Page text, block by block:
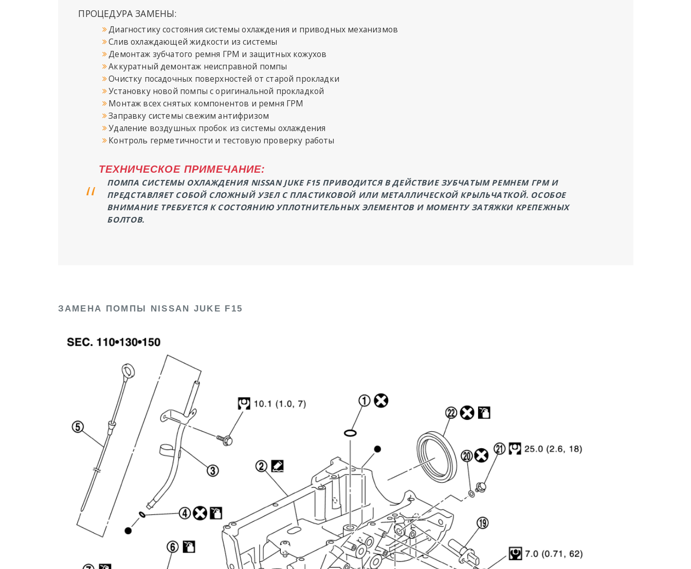
ПРОЦЕДУРА ЗАМЕНЫ:
Диагностику состояния системы охлаждения и приводных механизмов
Слив охлаждающей жидкости из системы
Демонтаж зубчатого ремня ГРМ и защитных кожухов
Аккуратный демонтаж неисправной помпы
Очистку посадочных поверхностей от старой прокладки
Установку новой помпы с оригинальной прокладкой
Монтаж всех снятых компонентов и ремня ГРМ
Заправку системы свежим антифризом
Удаление воздушных пробок из системы охлаждения
Контроль герметичности и тестовую проверку работы
ТЕХНИЧЕСКОЕ ПРИМЕЧАНИЕ:
ПОМПА СИСТЕМЫ ОХЛАЖДЕНИЯ NISSAN JUKE F15 ПРИВОДИТСЯ В ДЕЙСТВИЕ ЗУБЧАТЫМ РЕМНЕМ ГРМ И
ПРЕДСТАВЛЯЕТ СОБОЙ СЛОЖНЫЙ УЗЕЛ С ПЛАСТИКОВОЙ ИЛИ МЕТАЛЛИЧЕСКОЙ КРЫЛЬЧАТКОЙ. ОСОБОЕ
ВНИМАНИЕ ТРЕБУЕТСЯ К СОСТОЯНИЮ УПЛОТНИТЕЛЬНЫХ ЭЛЕМЕНТОВ И МОМЕНТУ ЗАТЯЖКИ КРЕПЕЖНЫХ
БОЛТОВ.
ЗАМЕНА ПОМПЫ NISSAN JUKE F15